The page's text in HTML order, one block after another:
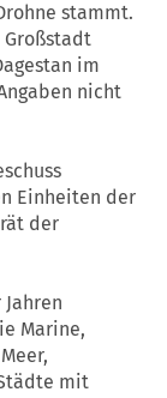
stammt.
im
nicht
Einheiten der
der
Marine,
mit